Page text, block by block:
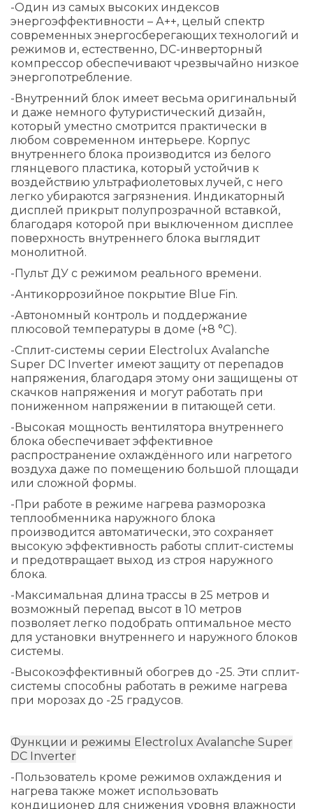
-Один из самых высоких индексов
энергоэффективности – А++, целый спектр
современных энергосберегающих технологий и
режимов и, естественно, DC-инверторный
компрессор обеспечивают чрезвычайно низкое
энергопотребление.
-Внутренний блок имеет весьма оригинальный
и даже немного футуристический дизайн,
который уместно смотрится практически в
любом современном интерьере. Корпус
внутреннего блока производится из белого
глянцевого пластика, который устойчив к
воздействию ультрафиолетовых лучей, с него
легко убираются загрязнения. Индикаторный
дисплей прикрыт полупрозрачной вставкой,
благодаря которой при выключенном дисплее
поверхность внутреннего блока выглядит
монолитной.
-Пульт ДУ с режимом реального времени.
-Антикоррозийное покрытие Blue Fin.
-Автономный контроль и поддержание
плюсовой температуры в доме (+8 °C).
-Сплит-системы серии Electrolux Avalanche
Super DC Inverter имеют защиту от перепадов
напряжения, благодаря этому они защищены от
скачков напряжения и могут работать при
пониженном напряжении в питающей сети.
-Высокая мощность вентилятора внутреннего
блока обеспечивает эффективное
распространение охлаждённого или нагретого
воздуха даже по помещению большой площади
или сложной формы.
-При работе в режиме нагрева разморозка
теплообменника наружного блока
производится автоматически, это сохраняет
высокую эффективность работы сплит-системы
и предотвращает выход из строя наружного
блока.
-Максимальная длина трассы в 25 метров и
возможный перепад высот в 10 метров
позволяет легко подобрать оптимальное место
для установки внутреннего и наружного блоков
системы.
-Высокоэффективный обогрев до -25. Эти сплит-
системы способны работать в режиме нагрева
при морозах до -25 градусов.
Функции и режимы Electrolux Avalanche Super
DC Inverter
-Пользователь кроме режимов охлаждения и
нагрева также может использовать
кондиционер для снижения уровня влажности